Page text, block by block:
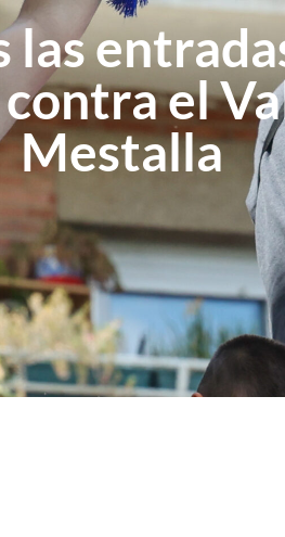
las
el
Mestalla